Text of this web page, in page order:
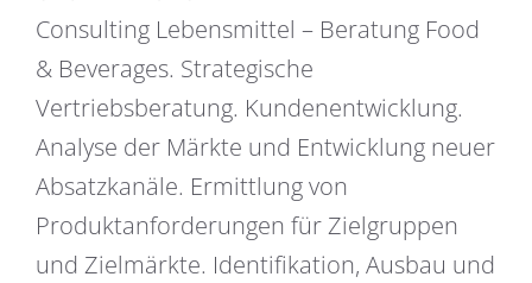
Consulting Lebensmittel – Beratung Food
& Beverages. Strategische
Vertriebsberatung. Kundenentwicklung.
Analyse der Märkte und Entwicklung neuer
Absatzkanäle. Ermittlung von
Produktanforderungen für Zielgruppen
und Zielmärkte. Identifikation, Ausbau und